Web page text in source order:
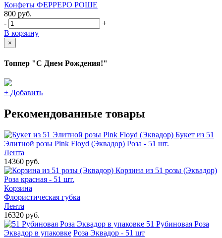
Конфеты ФЕРРЕРО РОШЕ
800 руб.
-
+
В корзину
×
Топпер "С Днем Рождения!"
+ Добавить
Рекомендованные товары
Букет из 51
Элитной розы Pink Floyd (Эквадор) Роза - 51 шт.
Лента
14360 руб.
Корзина из 51 розы (Эквадор)
Роза красная - 51 шт.
Корзина
Флористическая губка
Лента
16320 руб.
51 Рубиновая Роза
Эквадор в упаковке Роза Эквадор - 51 шт